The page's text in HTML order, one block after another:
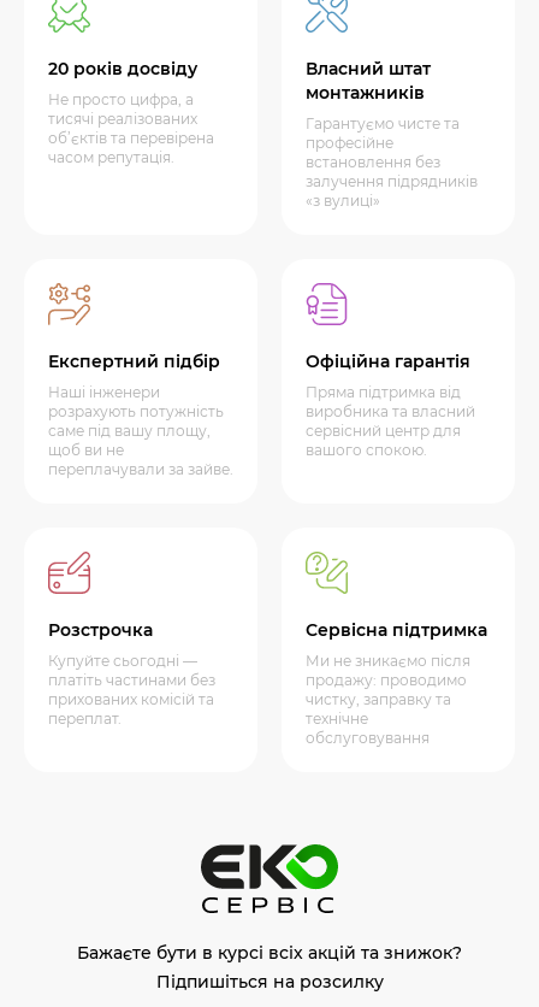
20 років досвіду
Не просто цифра, а
тисячі реалізованих
об’єктів та перевірена
часом репутація.
Власний штат
монтажників
Гарантуємо чисте та
професійне
встановлення без
залучення підрядників
«з вулиці»
Експертний підбір
Наші інженери
розрахують потужність
саме під вашу площу,
щоб ви не
переплачували за зайве.
Офіційна гарантія
Пряма підтримка від
виробника та власний
сервісний центр для
вашого спокою.
Розстрочка
Купуйте сьогодні —
платіть частинами без
прихованих комісій та
переплат.
Сервісна підтримка
Ми не зникаємо після
продажу: проводимо
чистку, заправку та
технічне
обслуговування
Бажаєте бути в курсі всіх акцій та знижок?
Підпишіться на розсилку